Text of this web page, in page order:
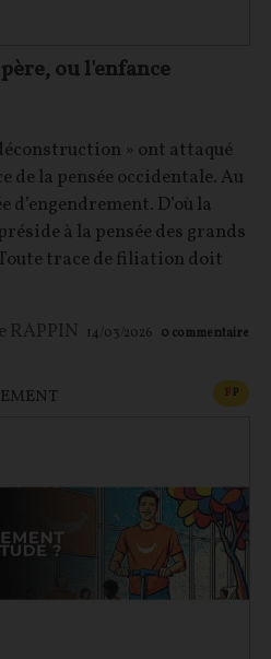
ou l'enfance
» ont attaqué
de la pensée occidentale. Au
d’engendrement. D’où la
à la pensée des grands
trace de filiation doit
RAPPIN 14/03/2026 0 commentaire
FP